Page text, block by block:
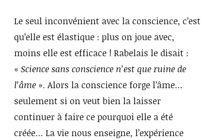
Le seul inconvénient avec la conscience, c’est
qu’elle est élastique : plus on joue avec,
moins elle est efficace ! Rabelais le disait :
« Science sans conscience n’est que ruine de
l’âme ». Alors la conscience forge l’âme…
seulement si on veut bien la laisser
continuer à faire ce pourquoi elle a été
créée… La vie nous enseigne, l’expérience